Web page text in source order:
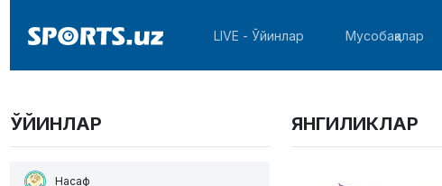
LIVE - Ўйинлар Мусобақалар
ЎЙИНЛАР
Насаф
ЯНГИЛИКЛАР